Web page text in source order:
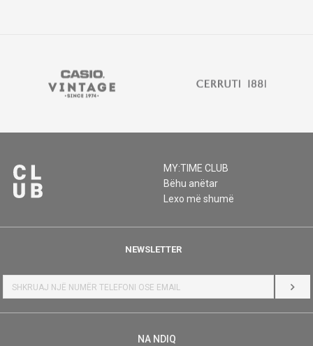
MY:TIME CLUB
Bëhu anëtar
Lexo më shumë
NEWSLETTER
HYR
NA NDIQ